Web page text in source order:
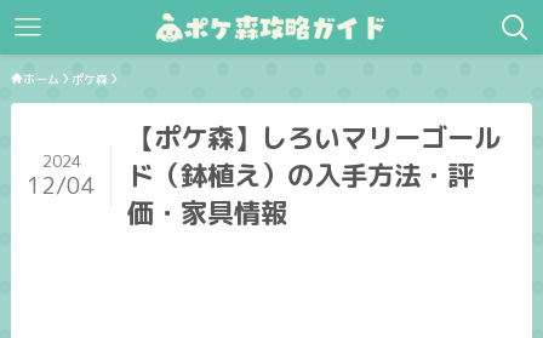
ホーム ポケ森
【ポケ森】しろいマリーゴール
ド（鉢植え）の入手方法・評
価・家具情報
2024
12/04